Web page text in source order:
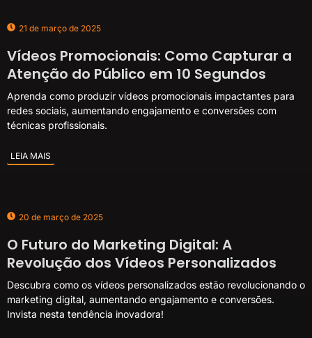
21 de março de 2025
Vídeos Promocionais: Como Capturar a
Atenção do Público em 10 Segundos
Aprenda como produzir vídeos promocionais impactantes para
redes sociais, aumentando engajamento e conversões com
técnicas profissionais.
LEIA MAIS
20 de março de 2025
O Futuro do Marketing Digital: A
Revolução dos Vídeos Personalizados
Descubra como os vídeos personalizados estão revolucionando o
marketing digital, aumentando engajamento e conversões.
Invista nesta tendência inovadora!